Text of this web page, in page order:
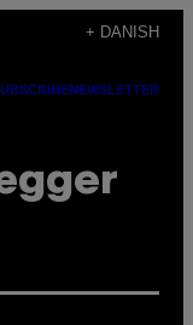
+ DANISH
NEWSLETTER